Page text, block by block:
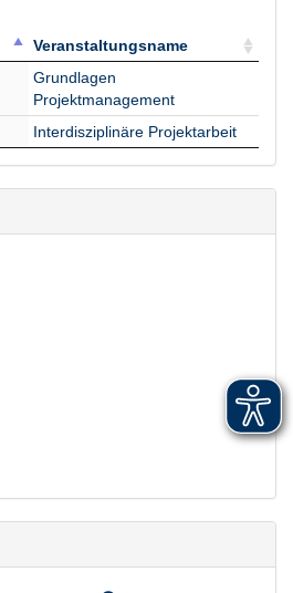
Veranstaltungsname
Veranstaltungsname
Grundlagen
Projektmanagement
Interdisziplinäre Projektarbeit